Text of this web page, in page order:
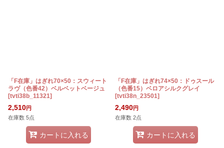
「F在庫」はぎれ70×50：スウィート
ラヴ（色番42）ベルベットベージュ
[tvti38b_11321]
2,510円
在庫数 5点
カートに入れる
「F在庫」はぎれ74×50：ドゥスール
（色番15）ベロアシルクグレイ
[tvti38n_23501]
2,490円
在庫数 2点
カートに入れる